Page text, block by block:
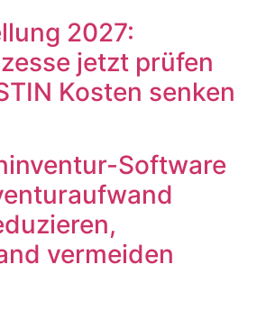
2027:
jetzt prüfen
Kosten senken
Software
vermeiden